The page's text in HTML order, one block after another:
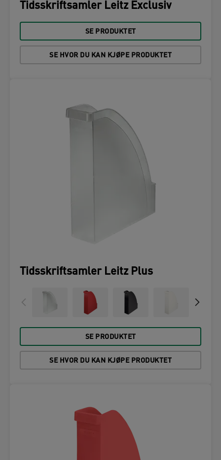
Tidsskriftsamler Leitz Exclusiv
SE PRODUKTET
SE HVOR DU KAN KJØPE PRODUKTET
Tidsskriftsamler Leitz Plus
SE PRODUKTET
SE HVOR DU KAN KJØPE PRODUKTET